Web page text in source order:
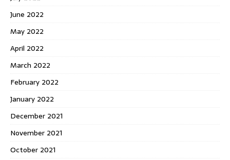
June 2022
May 2022
April 2022
March 2022
February 2022
January 2022
December 2021
November 2021
October 2021